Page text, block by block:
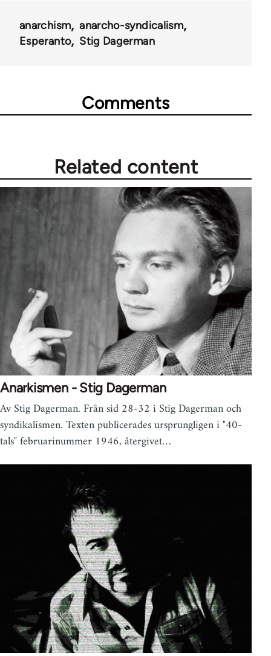
anarchism
anarcho-syndicalism
Esperanto
Stig Dagerman
Comments
Related content
Anarkismen - Stig Dagerman
Av Stig Dagerman. Från sid 28-32 i Stig Dagerman och
syndikalismen. Texten publicerades ursprungligen i "40-
tals" februarinummer 1946, återgivet…